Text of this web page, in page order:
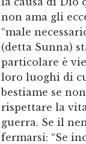
non ama gli
“male
(detta Sunna)
particolare è
loro luoghi di
bestiame se
rispettare la
guerra. Se il
fermarsi: “Se